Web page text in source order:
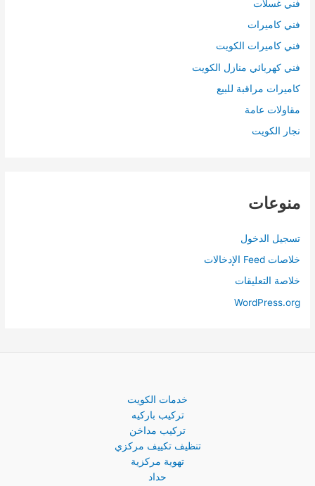
فني غسلات
فني كاميرات
فني كاميرات الكويت
فني كهربائي منازل الكويت
كاميرات مراقبة للبيع
مقاولات عامة
نجار الكويت
منوعات
تسجيل الدخول
خلاصات Feed الإدخالات
خلاصة التعليقات
WordPress.org
خدمات الكويت
تركيب باركيه
تركيب مداخن
تنظيف تكييف مركزي
تهوية مركزية
حداد